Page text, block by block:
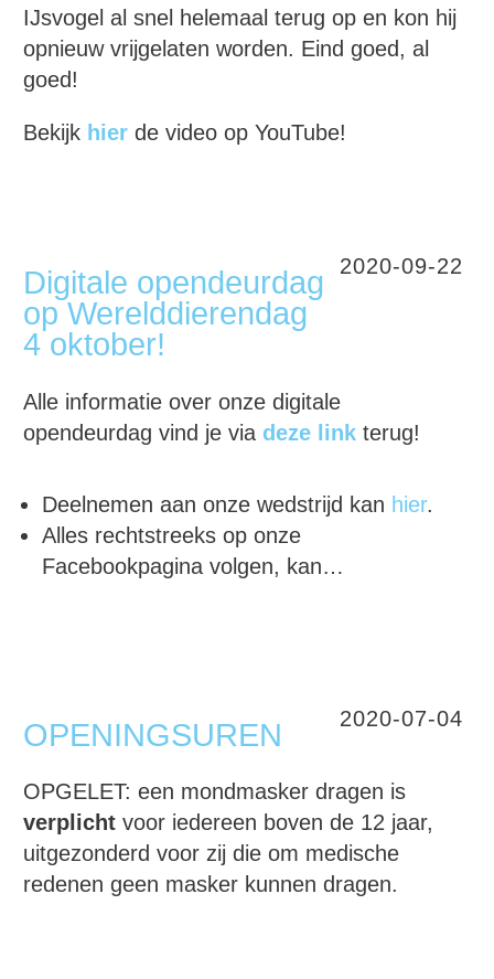
IJsvogel al snel helemaal terug op en kon hij
opnieuw vrijgelaten worden. Eind goed, al
goed!
Bekijk hier de video op YouTube!
2020-09-22
Digitale opendeurdag
op Werelddierendag
4 oktober!
Alle informatie over onze digitale
opendeurdag vind je via deze link terug!
Deelnemen aan onze wedstrijd kan hier.
Alles rechtstreeks op onze
Facebookpagina volgen, kan…
2020-07-04
OPENINGSUREN
OPGELET: een mondmasker dragen is
verplicht voor iedereen boven de 12 jaar,
uitgezonderd voor zij die om medische
redenen geen masker kunnen dragen.